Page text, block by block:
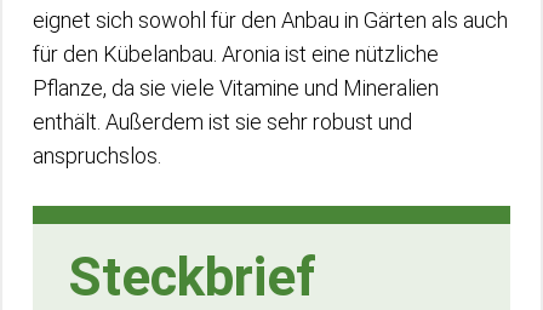
eignet sich sowohl für den Anbau in Gärten als auch
für den Kübelanbau. Aronia ist eine nützliche
Pflanze, da sie viele Vitamine und Mineralien
enthält. Außerdem ist sie sehr robust und
anspruchslos.
Steckbrief